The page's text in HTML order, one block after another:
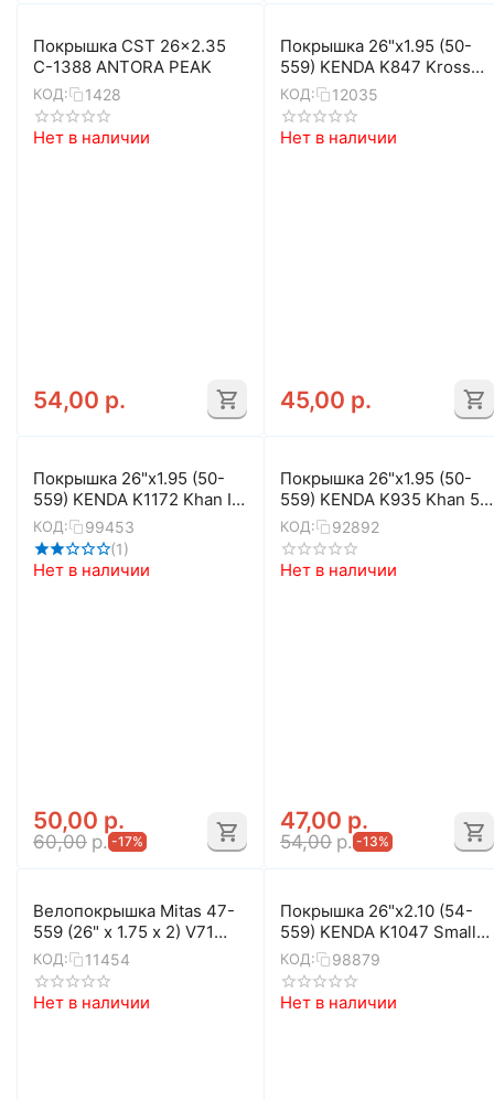
Покрышка CST 26x2.35
C-1388 ANTORA PEAK
КОД: 1428
Нет в наличии
54,00 р.
Покрышка 26"x1.95 (50-
559) KENDA K847 Kross
Plus 5-529137
КОД: 12035
Нет в наличии
45,00 р.
Покрышка 26"x1.95 (50-
559) KENDA K1172 Khan II
K-SHIELD 5-529007
КОД:
99453
(1)
Нет в наличии
50,00 р.
60,00 р. -17%
Покрышка 26"x1.95 (50-
559) KENDA K935 Khan 5-
529205 K-SHIELD
КОД: 92892
Нет в наличии
47,00 р.
54,00 р. -13%
Велопокрышка Mitas 47-
559 (26" x 1.75 x 2) V71
Sepia
КОД: 11454
Нет в наличии
Покрышка 26"x2.10 (54-
559) KENDA K1047 Small
Block Eight 60TPI L3RPRO
5-523310
КОД: 98879
Нет в наличии